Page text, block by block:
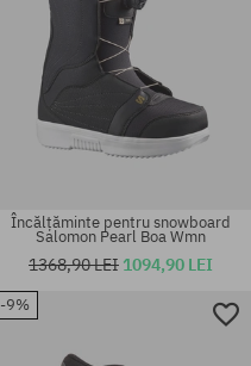
Mărimi existente:
Încălțăminte pentru snowboard
Salomon Pearl Boa Wmn
1368,90 LEI 1094,90 LEI
-9%